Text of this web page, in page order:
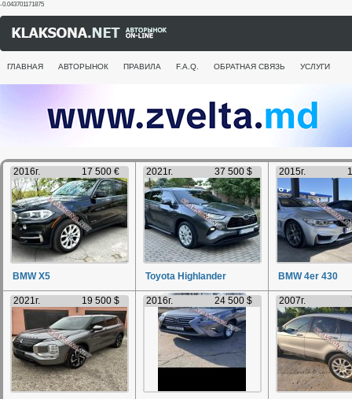
-0.043701171875
ГЛАВНАЯ АВТОРЫНОК ПРАВИЛА F.A.Q. ОБРАТНАЯ СВЯЗЬ УСЛУГИ
2016г. 17 500 €
BMW X5
2021г. 37 500 $
Toyota Highlander
2015г.
BMW 4er 430
2021г. 19 500 $ 2016г. 24 500 $ 2007г.